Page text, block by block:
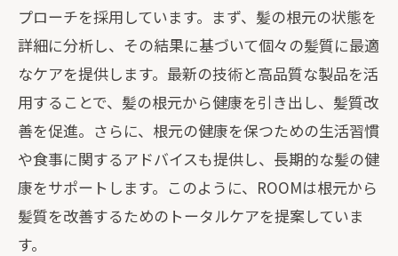
根元へのアプローチで髪の悩みを解決
ROOMでの根元からの改善がもたらす利
点
根元の健康が髪全体の美しさを左右する
ROOMが提供する根元ケアのメリット
髪質改善を目指すための根元ケア戦略
髪質改善のカギは根元にありROOMの最新技
術解説
プローチを採用しています。まず、髪の根元の状態を
詳細に分析し、その結果に基づいて個々の髪質に最適
なケアを提供します。最新の技術と高品質な製品を活
用することで、髪の根元から健康を引き出し、髪質改
善を促進。さらに、根元の健康を保つための生活習慣
や食事に関するアドバイスも提供し、長期的な髪の健
康をサポートします。このように、ROOMは根元から
髪質を改善するためのトータルケアを提案していま
す。